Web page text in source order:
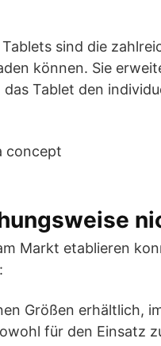
sind die
können. Sie
Tablet den
Markt etablieren
Größen erhältlich,
für den Einsatz